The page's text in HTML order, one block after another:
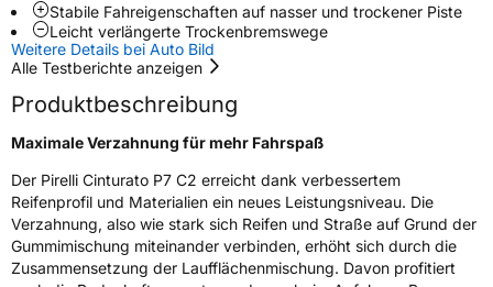
Elektro Ja
Empfohlen für VW(+)
EU Label
Effizienz A
NasshaftungA
Stabile Fahreigenschaften auf nasser und trockener Piste
Leicht verlängerte Trockenbremswege
Weitere Details bei Auto Bild
Alle Testberichte anzeigen
Produktbeschreibung
Maximale Verzahnung für mehr Fahrspaß
Der Pirelli Cinturato P7 C2 erreicht dank verbessertem
Reifenprofil und Materialien ein neues Leistungsniveau. Die
Verzahnung, also wie stark sich Reifen und Straße auf Grund der
Gummimischung miteinander verbinden, erhöht sich durch die
Zusammensetzung der Laufflächenmischung. Davon profitiert